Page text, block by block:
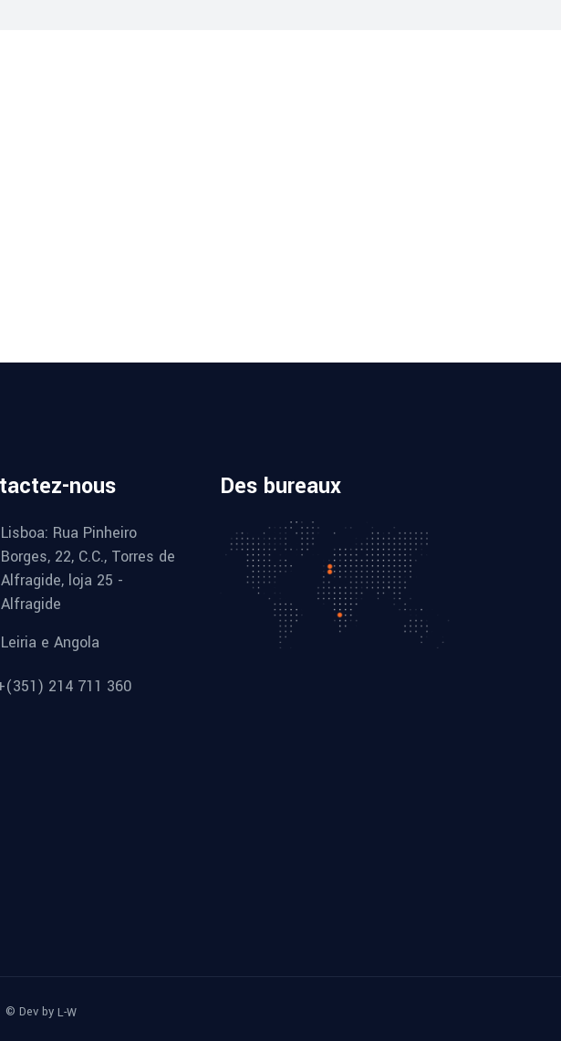
nous
Lisboa: Rua Pinheiro
Borges, 22, C.C., Torres de
Alfragide, loja 25 -
Alfragide
Leiria e Angola
214 711 360
Des bureaux
© Dev by L-W